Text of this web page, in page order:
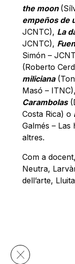
the moon
empeños de
JCNTC), La
JCNTC),
Simón –
(Roberto
miliciana
Masó – ITNC),
Carambolas
Costa Rica) o
Galmés –
altres.
Com a
Neutra,
dell’arte,